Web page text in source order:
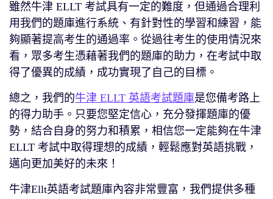
雖然牛津 ELLT 考試具有一定的難度，但通過合理利
用我們的題庫進行系統、有針對性的學習和練習，能
夠顯著提高考生的通過率。從過往考生的使用情況來
看，眾多考生憑藉著我們的題庫的助力，在考試中取
得了優異的成績，成功實現了自己的目標。
總之，我們的牛津 ELLT 英語考試題庫是您備考路上
的得力助手。只要您堅定信心，充分發揮題庫的優
勢，結合自身的努力和積累，相信您一定能夠在牛津
ELLT 考試中取得理想的成績，輕鬆應對英語挑戰，
邁向更加美好的未來！
牛津Ellt英語考試題庫內容非常豐富，我們提供多種